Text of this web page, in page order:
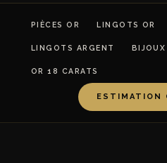
PIÈCES OR LINGOTS OR
LINGOTS ARGENT BIJOUX
OR 18 CARATS
ESTIMATION